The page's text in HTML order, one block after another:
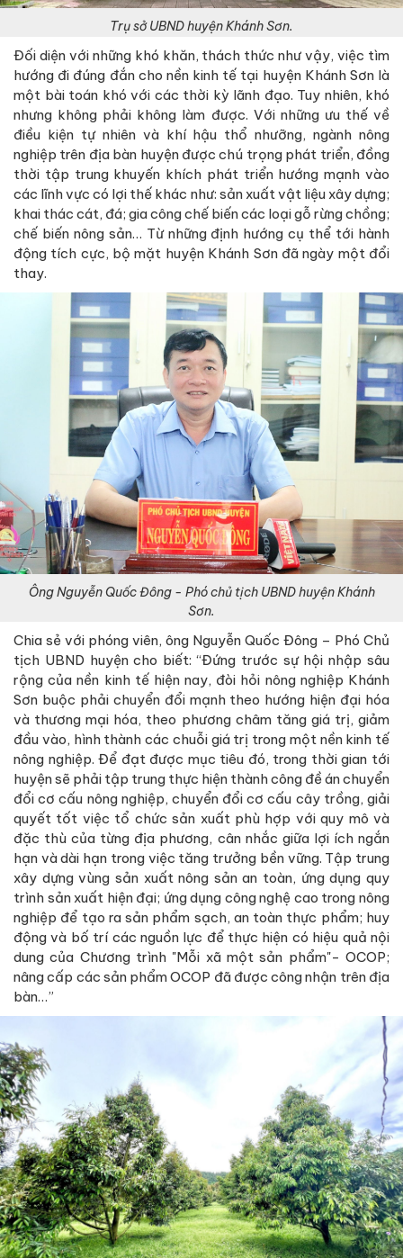
Trụ sở UBND huyện Khánh Sơn.
Đối diện với những khó khăn, thách thức như vậy, việc tìm
hướng đi đúng đắn cho nền kinh tế tại huyện Khánh Sơn là
một bài toán khó với các thời kỳ lãnh đạo. Tuy nhiên, khó
nhưng không phải không làm được. Với những ưu thế về
điều kiện tự nhiên và khí hậu thổ nhưỡng, ngành nông
nghiệp trên địa bàn huyện được chú trọng phát triển, đồng
thời tập trung khuyến khích phát triển hướng mạnh vào
các lĩnh vực có lợi thế khác như: sản xuất vật liệu xây dựng;
khai thác cát, đá; gia công chế biến các loại gỗ rừng chồng;
chế biến nông sản… Từ những định hướng cụ thể tới hành
động tích cực, bộ mặt huyện Khánh Sơn đã ngày một đổi
thay.
Ông Nguyễn Quốc Đông - Phó chủ tịch UBND huyện Khánh
Sơn.
Chia sẻ với phóng viên, ông Nguyễn Quốc Đông – Phó Chủ
tịch UBND huyện cho biết: “Đứng trước sự hội nhập sâu
rộng của nền kinh tế hiện nay, đòi hỏi nông nghiệp Khánh
Sơn buộc phải chuyển đổi mạnh theo hướng hiện đại hóa
và thương mại hóa, theo phương châm tăng giá trị, giảm
đầu vào, hình thành các chuỗi giá trị trong một nền kinh tế
nông nghiệp. Để đạt được mục tiêu đó, trong thời gian tới
huyện sẽ phải tập trung thực hiện thành công đề án chuyển
đổi cơ cấu nông nghiệp, chuyển đổi cơ cấu cây trồng, giải
quyết tốt việc tổ chức sản xuất phù hợp với quy mô và
đặc thù của từng địa phương, cân nhắc giữa lợi ích ngắn
hạn và dài hạn trong việc tăng trưởng bền vững. Tập trung
xây dựng vùng sản xuất nông sản an toàn, ứng dụng quy
trình sản xuất hiện đại; ứng dụng công nghệ cao trong nông
nghiệp để tạo ra sản phẩm sạch, an toàn thực phẩm; huy
động và bố trí các nguồn lực để thực hiện có hiệu quả nội
dung của Chương trình "Mỗi xã một sản phẩm"- OCOP;
nâng cấp các sản phẩm OCOP đã được công nhận trên địa
bàn…”